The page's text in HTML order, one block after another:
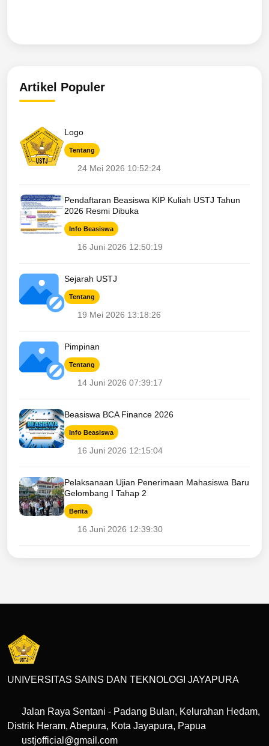
Artikel Populer
Logo
Tentang
24 Mei 2026 10:52:24
Pendaftaran Beasiswa KIP Kuliah USTJ Tahun
2026 Resmi Dibuka
Info Beasiswa
16 Juni 2026 12:50:19
Sejarah USTJ
Tentang
19 Mei 2026 13:18:26
Pimpinan
Tentang
14 Juni 2026 07:39:17
Beasiswa BCA Finance 2026
Info Beasiswa
16 Juni 2026 12:15:04
Pelaksanaan Ujian Penerimaan Mahasiswa Baru
Gelombang I Tahap 2
Berita
16 Juni 2026 12:39:30
UNIVERSITAS SAINS DAN TEKNOLOGI JAYAPURA
Jalan Raya Sentani - Padang Bulan, Kelurahan Hedam,
Distrik Heram, Abepura, Kota Jayapura, Papua
ustjofficial@gmail.com